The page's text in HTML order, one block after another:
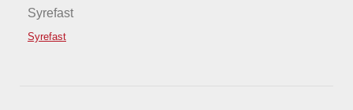
Syrefast
Syrefast